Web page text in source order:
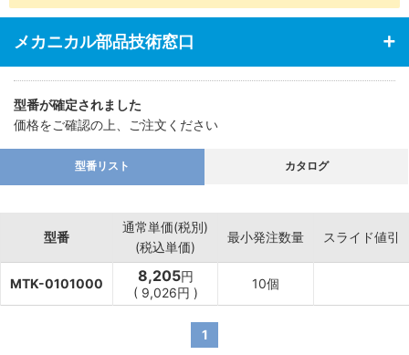
メカニカル部品技術窓口
型番が確定されました
価格をご確認の上、ご注文ください
型番リスト カタログ
型番
通常単価(税別)
(税込単価)
最小発注数量 スライド値引
MTK-0101000 8,205円
( 9,026円 )
10個
1